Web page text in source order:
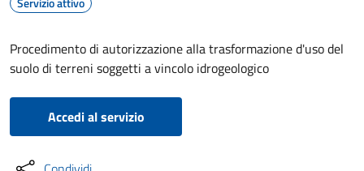
Procedimento di autorizzazione alla trasformazione d'uso del
suolo di terreni soggetti a vincolo idrogeologico
Accedi al servizio